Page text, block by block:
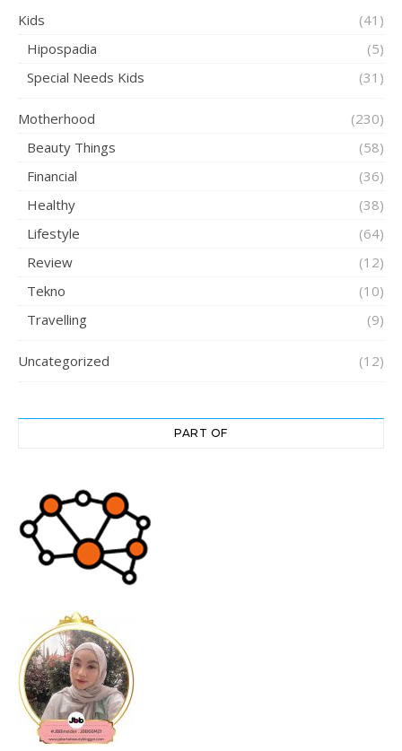
Kids
(41)
Hipospadia
(5)
Special Needs Kids
(31)
Motherhood
(230)
Beauty Things
(58)
Financial
(36)
Healthy
(38)
Lifestyle
(64)
Review
(12)
Tekno
(10)
Travelling
(9)
Uncategorized (12)
PART OF